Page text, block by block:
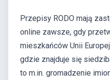
Przepisy RODO mają
online zawsze, gdy
mieszkańców Unii
gdzie znajduje się
to m.in. gromadzenie